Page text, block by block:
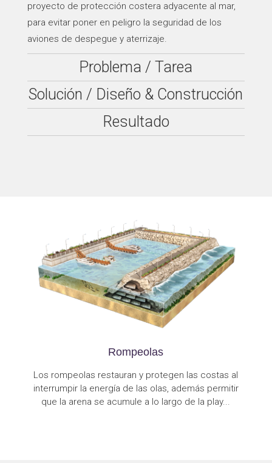
proyecto de protección costera adyacente al mar,
para evitar poner en peligro la seguridad de los
aviones de despegue y aterrizaje.
Problema / Tarea
Solución / Diseño & Construcción
Resultado
Rompeolas
Los rompeolas restauran y protegen las costas al
interrumpir la energía de las olas, además permitir
que la arena se acumule a lo largo de la play...